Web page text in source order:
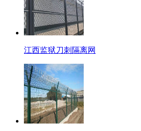
江西监狱刀刺隔离网